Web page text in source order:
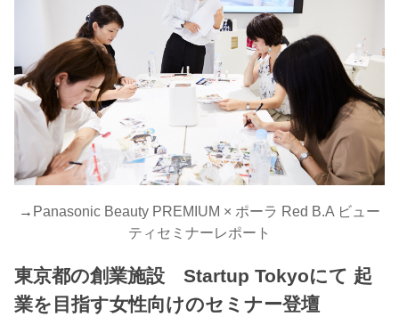
→ Panasonic Beauty PREMIUM × ポーラ Red B.A ビュー
ティセミナーレポート
東京都の創業施設 Startup Tokyoにて 起
業を目指す女性向けのセミナー登壇